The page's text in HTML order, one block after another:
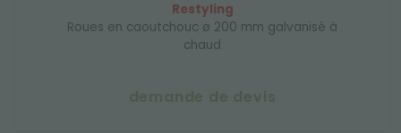
Restyling
Roues en caoutchouc ø 200 mm galvanisé à
chaud
demande de devis